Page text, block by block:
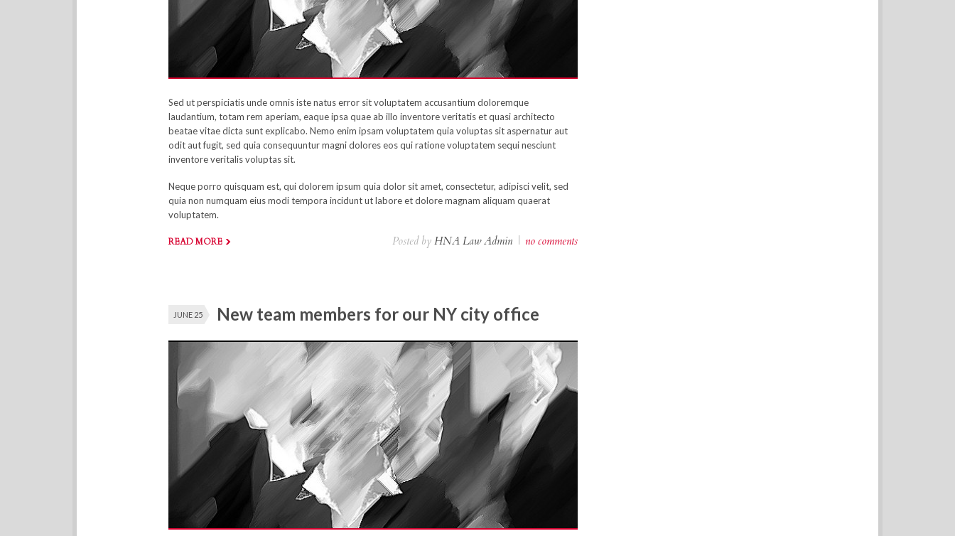
Sed ut perspiciatis unde omnis iste natus error sit voluptatem accusantium doloremque
laudantium, totam rem aperiam, eaque ipsa quae ab illo inventore veritatis et quasi architecto
beatae vitae dicta sunt explicabo. Nemo enim ipsam voluptatem quia voluptas sit aspernatur aut
odit aut fugit, sed quia consequuntur magni dolores eos qui ratione voluptatem sequi nesciunt
inventore veritalis voluptas sit.
Neque porro quisquam est, qui dolorem ipsum quia dolor sit amet, consectetur, adipisci velit, sed
quia non numquam eius modi tempora incidunt ut labore et dolore magnam aliquam quaerat
voluptatem.
READ MORE Posted by HNA Law Admin | no comments
JUNE 25 New team members for our NY city office